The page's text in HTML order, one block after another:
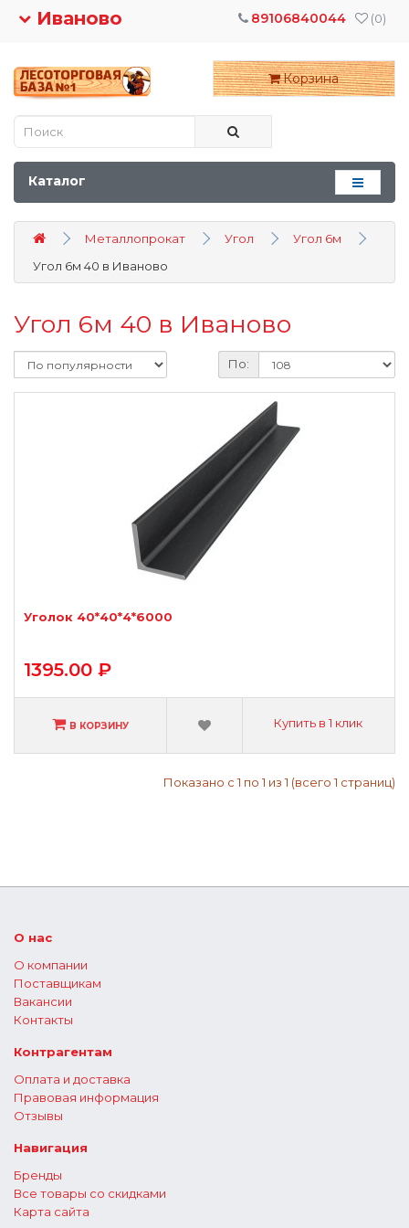
Иваново (0)
89106840044
Корзина
Каталог
Металлопрокат Угол
Угол 6м
Угол 6м 40 в Иваново
Угол 6м 40 в Иваново
По:
Уголок 40*40*4*6000
1395.00 ₽
В КОРЗИНУ Купить в 1 клик
Показано с 1 по 1 из 1 (всего 1 страниц)
О нас
О компании
Поставщикам
Вакансии
Контакты
Контрагентам
Оплата и доставка
Правовая информация
Отзывы
Навигация
Бренды
Все товары со скидками
Карта сайта